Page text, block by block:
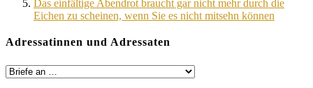
Das einfältige Abendrot braucht gar nicht mehr durch die
Eichen zu scheinen, wenn Sie es nicht mitsehn können
Adressatinnen und Adressaten